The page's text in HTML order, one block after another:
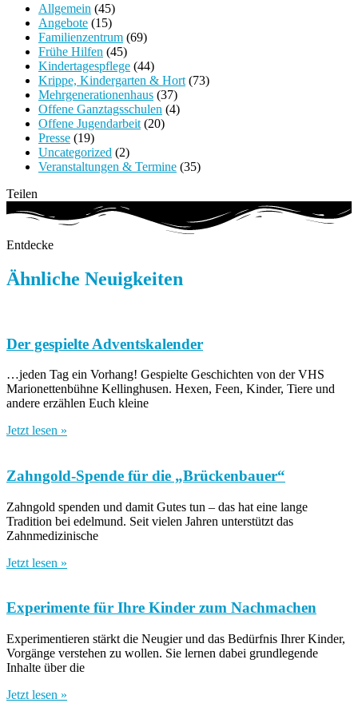
Allgemein (45)
Angebote (15)
Familienzentrum (69)
Frühe Hilfen (45)
Kindertagespflege (44)
Krippe, Kindergarten & Hort (73)
Mehrgenerationenhaus (37)
Offene Ganztagsschulen (4)
Offene Jugendarbeit (20)
Presse (19)
Uncategorized (2)
Veranstaltungen & Termine (35)
Teilen
Entdecke
Ähnliche Neuigkeiten
Der gespielte Adventskalender
…jeden Tag ein Vorhang! Gespielte Geschichten von der VHS
Marionettenbühne Kellinghusen. Hexen, Feen, Kinder, Tiere und
andere erzählen Euch kleine
Jetzt lesen »
Zahngold-Spende für die „Brückenbauer“
Zahngold spenden und damit Gutes tun – das hat eine lange
Tradition bei edelmund. Seit vielen Jahren unterstützt das
Zahnmedizinische
Jetzt lesen »
Experimente für Ihre Kinder zum Nachmachen
Experimentieren stärkt die Neugier und das Bedürfnis Ihrer Kinder,
Vorgänge verstehen zu wollen. Sie lernen dabei grundlegende
Inhalte über die
Jetzt lesen »